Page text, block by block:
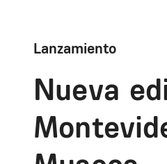
Lanzamiento
Nueva